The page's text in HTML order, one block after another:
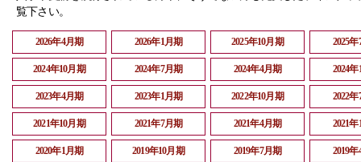
覧下さい。
2026年4月期 2026年1月期 2025年10月期 2025
2024年10月期 2024年7月期 2024年4月期 2024
2023年4月期 2023年1月期 2022年10月期 2022
2021年10月期 2021年7月期 2021年4月期 2021
2020年1月期 2019年10月期 2019年7月期 2019